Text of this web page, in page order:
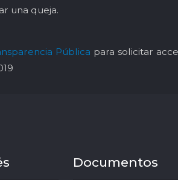
una queja.
Pública para solicitar
Documentos